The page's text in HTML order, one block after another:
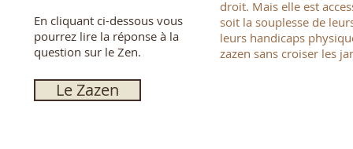
En cliquant ci-dessous vous
pourrez lire la réponse à la
question sur le Zen.
droit. Mais elle est
soit la souplesse de
leurs handicaps
zazen sans croiser les
Le Zazen